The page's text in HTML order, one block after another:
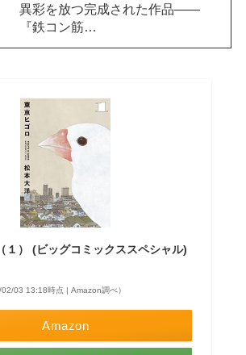
異彩を放つ完成された作品——
『鉄コン筋…
１） (ビッグコミックススペシャル)
02/03 13:18時点 | Amazon調べ）
Amazon